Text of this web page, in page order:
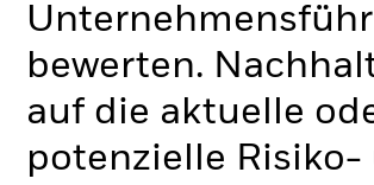
bewerten.
auf die aktuelle
potenzielle